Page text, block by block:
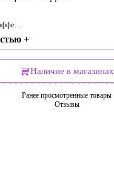
+
Наличие в магазинах
Ранее просмотренные товары
Отзывы